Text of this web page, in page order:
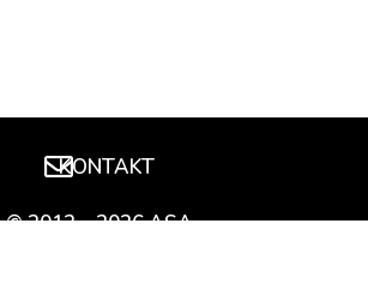
KONTAKT
© 2013 – 2026 ASA